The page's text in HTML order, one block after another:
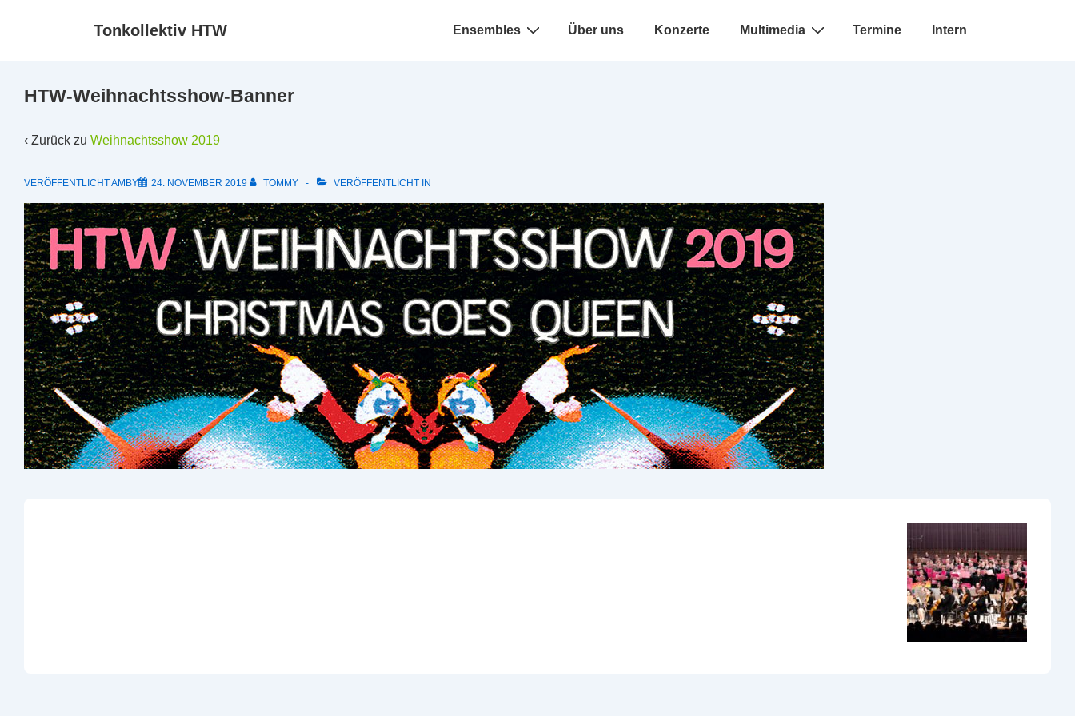
Tonkollektiv HTW Hauptnavigation
Ensembles Über uns Konzerte Multimedia Termine Intern
HTW-Weihnachtsshow-Banner
‹ Zurück zu Weihnachtsshow 2019
VERÖFFENTLICHT AMBY 24. NOVEMBER 2019 TOMMY VERÖFFENTLICHT IN